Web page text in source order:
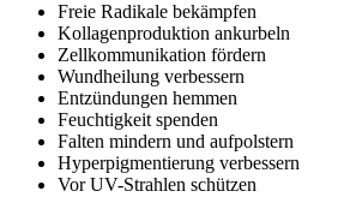
Freie Radikale bekämpfen
Kollagenproduktion ankurbeln
Zellkommunikation fördern
Wundheilung verbessern
Entzündungen hemmen
Feuchtigkeit spenden
Falten mindern und aufpolstern
Hyperpigmentierung verbessern
Vor UV-Strahlen schützen